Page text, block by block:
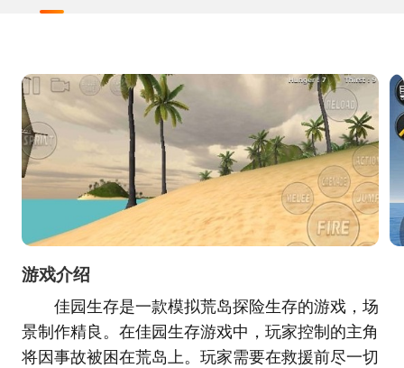
游戏介绍
佳园生存是一款模拟荒岛探险生存的游戏，场
景制作精良。在佳园生存游戏中，玩家控制的主角
将因事故被困在荒岛上。玩家需要在救援前尽一切